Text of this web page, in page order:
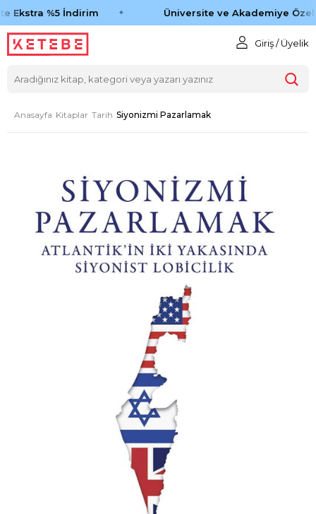
Ekstra %5 İndirim Üniversite ve Akademiye Özel
Giriş / Üyelik
Anasayfa Kitaplar Tarih Siyonizmi Pazarlamak